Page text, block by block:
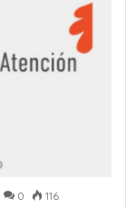
0 116